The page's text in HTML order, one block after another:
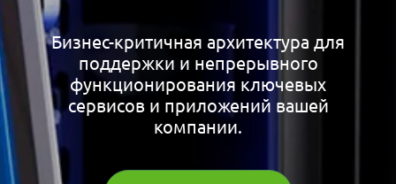
Бизнес-критичная архитектура для
поддержки и непрерывного
функционирования ключевых
сервисов и приложений вашей
компании.